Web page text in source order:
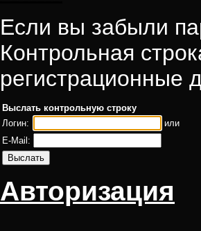
Если вы забыли
Контрольная
регистрационные
Выслать контрольную строку
Логин:
или
E-Mail:
Авторизация